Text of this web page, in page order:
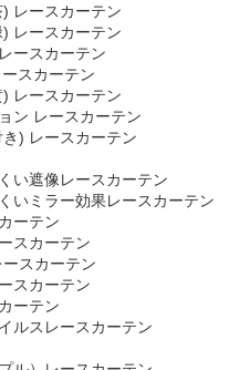
レースカーテン
レースカーテン
ースカーテン
スカーテン
レースカーテン
ン レースカーテン
) レースカーテン
い遮像レースカーテン
いミラー効果レースカーテン
ーテン
スカーテン
スカーテン
スカーテン
ーテン
ルスレースカーテン